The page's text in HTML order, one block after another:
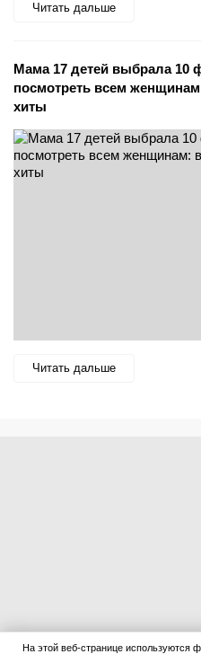
Читать дальше
Мама 17 детей выбрала 10
посмотреть всем
хиты
Читать дальше
На этой веб-странице используются